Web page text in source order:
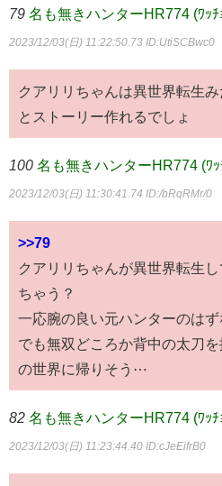
79 名も無きハンターHR774 (ﾜｯ
2023/12/03(日) 11:22:50.73 ID:UtiSCBwc0
クアリリちゃんは異世界転生
とストーリー作れるでしょ
100 名も無きハンターHR774 (ﾜ
2023/12/03(日) 11:30:41.74 ID:/bRqRMr/0
>>79
クアリリちゃんが異世界転生し
ちゃう？
一応腕の良い元ハンターのは
でも無双どころか背中の太刀
の世界に帰りそう⋯
82 名も無きハンターHR774 (ﾜｯ
2023/12/03(日) 11:23:44.40 ID:cJeEifrB0